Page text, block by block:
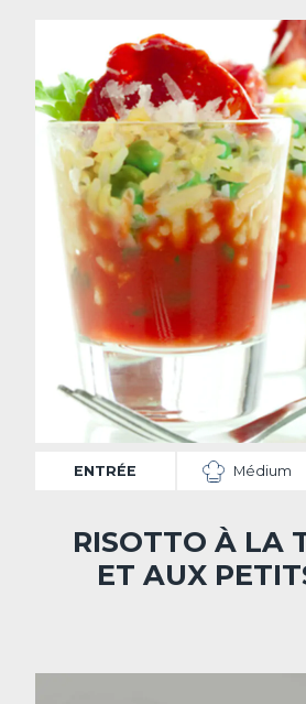
ENTRÉE Médium
RISOTTO À LA
ET AUX